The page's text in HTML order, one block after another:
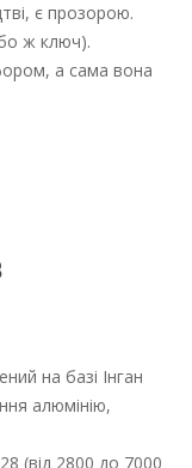
є прозорою.
ж ключ).
а сама вона
на базі Інган
алюмінію,
(від 2800 до 7000